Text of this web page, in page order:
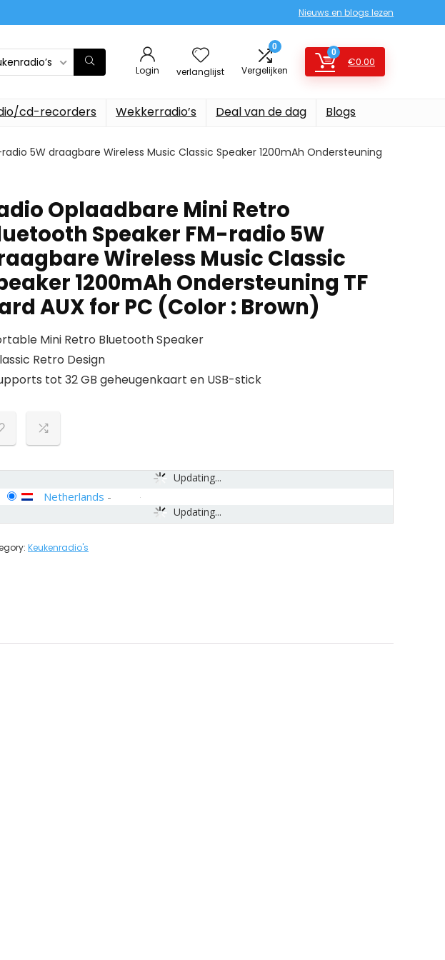
Nieuws en blogs lezen
Login verlanglijst
0
Vergelijken
0
€0.00
cd-recorders Wekkerradio’s Deal van de dag Blogs
5W draagbare Wireless Music Classic Speaker 1200mAh Ondersteuning
Oplaadbare Mini Retro
Speaker FM-radio 5W
Wireless Music Classic
1200mAh Ondersteuning TF
AUX for PC (Color : Brown)
Mini Retro Bluetooth Speaker
Retro Design
tot 32 GB geheugenkaart en USB-stick
Updating...
Updating...
Netherlands -
Keukenradio's